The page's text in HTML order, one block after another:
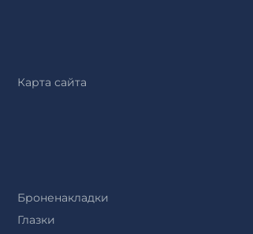
Карта сайта
Броненакладки
Глазки